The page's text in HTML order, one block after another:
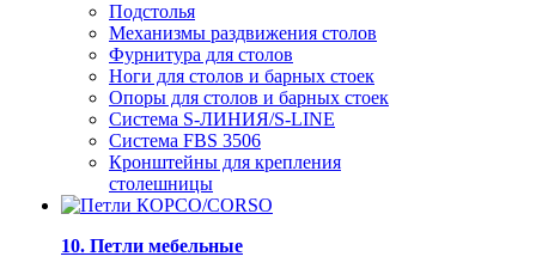
Подстолья
Механизмы раздвижения столов
Фурнитура для столов
Ноги для столов и барных стоек
Опоры для столов и барных стоек
Система S-ЛИНИЯ/S-LINE
Система FBS 3506
Кронштейны для крепления
столешницы
10. Петли мебельные